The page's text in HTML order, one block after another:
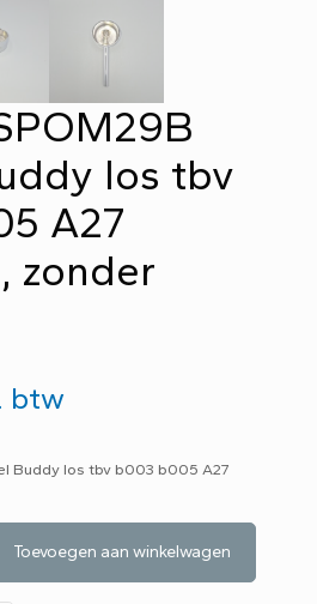
los tbv
A27
zonder
btw
Buddy los tbv b003 b005 A27
Toevoegen aan winkelwagen